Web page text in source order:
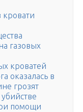
кровати
газовых
кроватей
оказалась в
грозят
помощи